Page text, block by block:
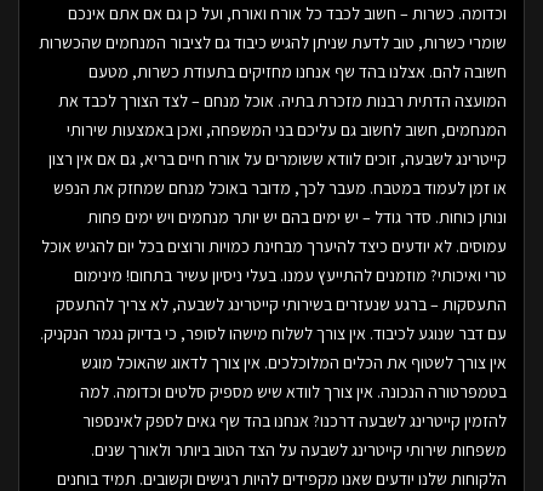
וכדומה. כשרות – חשוב לכבד כל אורח ואורח, ועל כן גם אם אתם אינכם
שומרי כשרות, טוב לדעת שניתן להגיש כיבוד גם לציבור המנחמים שהכשרות
חשובה להם. אצלנו בהד שף אנחנו מחזיקים בתעודת כשרות, מטעם
המועצה הדתית רבנות מזכרת בתיה. אוכל מנחם – לצד הצורך לכבד את
המנחמים, חשוב לחשוב גם עליכם בני המשפחה, ואכן באמצעות שירותי
קייטרינג לשבעה, זוכים לוודא ששומרים על אורח חיים בריא, גם אם אין רצון
או זמן לעמוד במטבח. מעבר לכך, מדובר באוכל מנחם שמחזק את הנפש
ונותן כוחות. סדר גודל – יש ימים בהם יש יותר מנחמים ויש ימים פחות
עמוסים. לא יודעים כיצד להיערך מבחינת כמויות ורוצים בכל יום להגיש אוכל
טרי ואיכותי? מוזמנים להתייעץ עמנו. בעלי ניסיון עשיר בתחום! מינימום
התעסקות – ברגע שנעזרים בשירותי קייטרינג לשבעה, לא צריך להתעסק
עם דבר שנוגע לכיבוד. אין צורך לשלוח מישהו לסופר, כי בדיוק נגמר הנקניק.
אין צורך לשטוף את הכלים המלוכלכים. אין צורך לדאוג שהאוכל מוגש
בטמפרטורה הנכונה. אין צורך לוודא שיש מספיק סלטים וכדומה. למה
להזמין קייטרינג לשבעה דרכנו? אנחנו בהד שף גאים לספק לאינספור
משפחות שירותי קייטרינג לשבעה על הצד הטוב ביותר ולאורך שנים.
הלקוחות שלנו יודעים שאנו מקפידים להיות רגישים וקשובים. תמיד בוחנים